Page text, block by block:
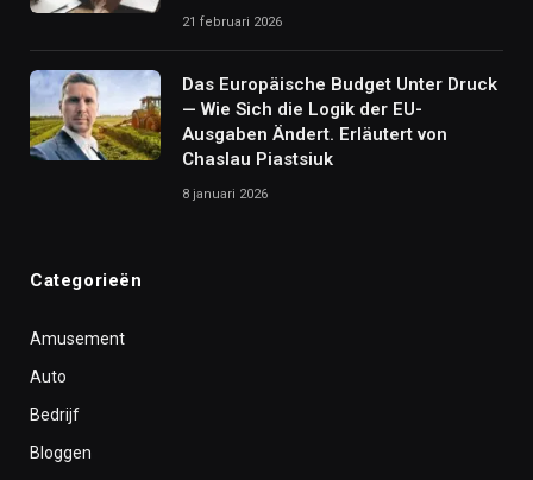
21 februari 2026
Das Europäische Budget Unter Druck
— Wie Sich die Logik der EU-
Ausgaben Ändert. Erläutert von
Chaslau Piastsiuk
8 januari 2026
Categorieën
Amusement
Auto
Bedrijf
Bloggen